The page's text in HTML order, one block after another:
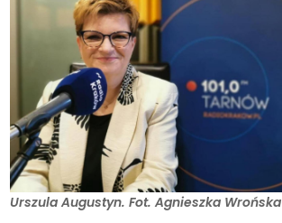
Urszula Augustyn. Fot. Agnieszka Wrońska